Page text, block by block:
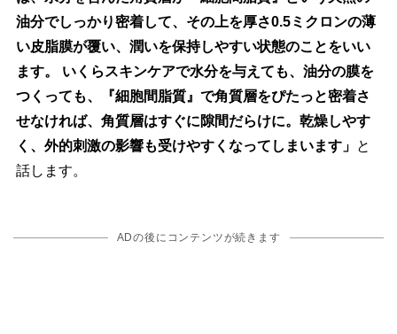
油分でしっかり密着して、その上を厚さ0.5ミクロンの薄
い皮脂膜が覆い、潤いを保持しやすい状態のことをいい
ます。 いくらスキンケアで水分を与えても、油分の膜を
つくっても、『細胞間脂質』で角質層をぴたっと密着さ
せなければ、角質層はすぐに隙間だらけに。乾燥しやす
く、外的刺激の影響も受けやすくなってしまいます」 と
話します。
ADの後にコンテンツが続きます